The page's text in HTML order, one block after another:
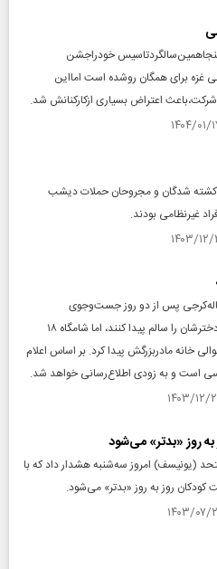
خودراجشن
برای همگان روشده است امااین
اعتراض بسیاری ازکارکنانش شد.
کشته شدگان و مجروحان حملات دیشب
غیرنظامی بودند.
پس از دو روز جست‌وجوی
شبانه‌روزی پراز التهاب امیدوار بودند تا دخترشان را سالم پیدا کنند، اما شامگاه ۱۸
خانه مادربزرگش پیدا کرد. بر اساس اعلام
است و به زودی اطلاع‌رسانی خواهد شد.
روز «بدتر» می‌شود
(یونیسف) امروز سه‌شنبه هشدار داد که با
کودکان روز به روز «بدتر» می‌شود.